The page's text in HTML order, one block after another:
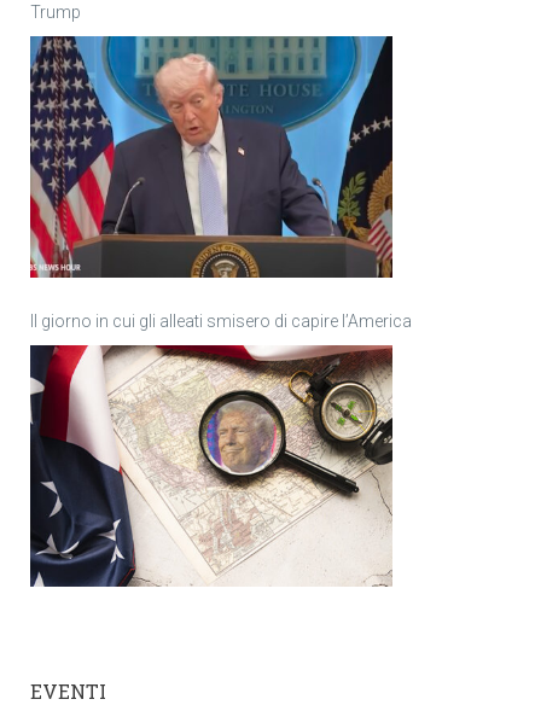
Trump
Il giorno in cui gli alleati smisero di capire l’America
EVENTI